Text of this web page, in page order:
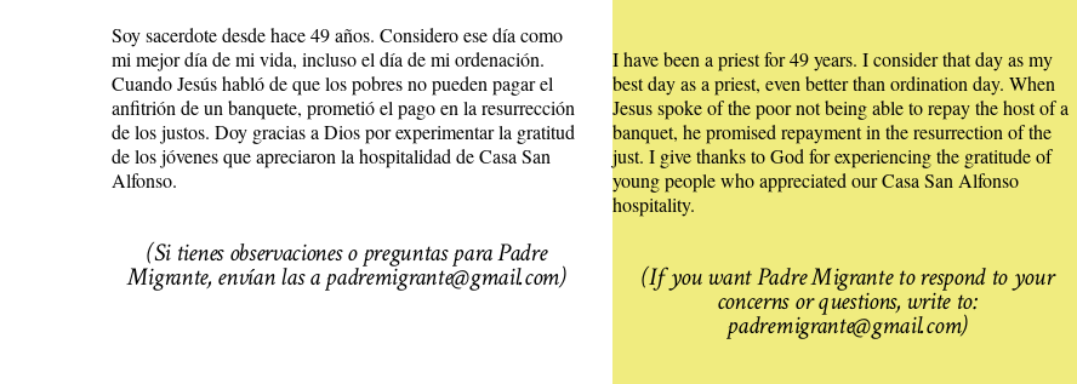
Soy sacerdote desde hace 49 años. Considero ese día como
mi mejor día de mi vida, incluso el día de mi ordenación.
Cuando Jesús habló de que los pobres no pueden pagar el
anfitrión de un banquete, prometió el pago en la resurrección
de los justos. Doy gracias a Dios por experimentar la gratitud
de los jóvenes que apreciaron la hospitalidad de Casa San
Alfonso.
(Si tienes observaciones o preguntas para Padre
Migrante, envían las a padremigrante@gmail.com)
I have been a priest for 49 years. I consider that day as my
best day as a priest, even better than ordination day. When
Jesus spoke of the poor not being able to repay the host of a
banquet, he promised repayment in the resurrection of the
just. I give thanks to God for experiencing the gratitude of
young people who appreciated our Casa San Alfonso
hospitality.
(If you want Padre Migrante to respond to your
concerns or questions, write to:
padremigrante@gmail.com)